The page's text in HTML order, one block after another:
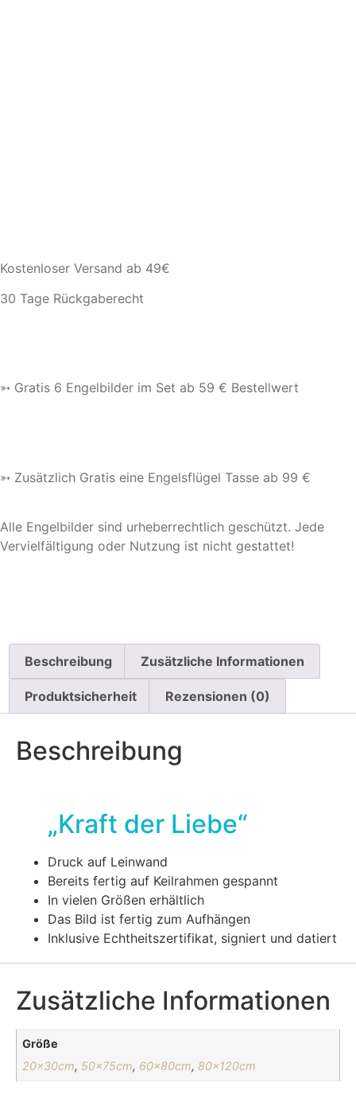
Kostenloser Versand ab 49€
30 Tage Rückgaberecht
➳ Gratis 6 Engelbilder im Set ab 59 € Bestellwert
➳ Zusätzlich Gratis eine Engelsflügel Tasse ab 99 €
Alle Engelbilder sind urheberrechtlich geschützt. Jede
Vervielfältigung oder Nutzung ist nicht gestattet!
Beschreibung Zusätzliche Informationen
Produktsicherheit Rezensionen (0)
Beschreibung
„Kraft der Liebe“
Druck auf Leinwand
Bereits fertig auf Keilrahmen gespannt
In vielen Größen erhältlich
Das Bild ist fertig zum Aufhängen
Inklusive Echtheitszertifikat, signiert und datiert
Zusätzliche Informationen
Größe
20x30cm, 50x75cm, 60x80cm,80x120cm